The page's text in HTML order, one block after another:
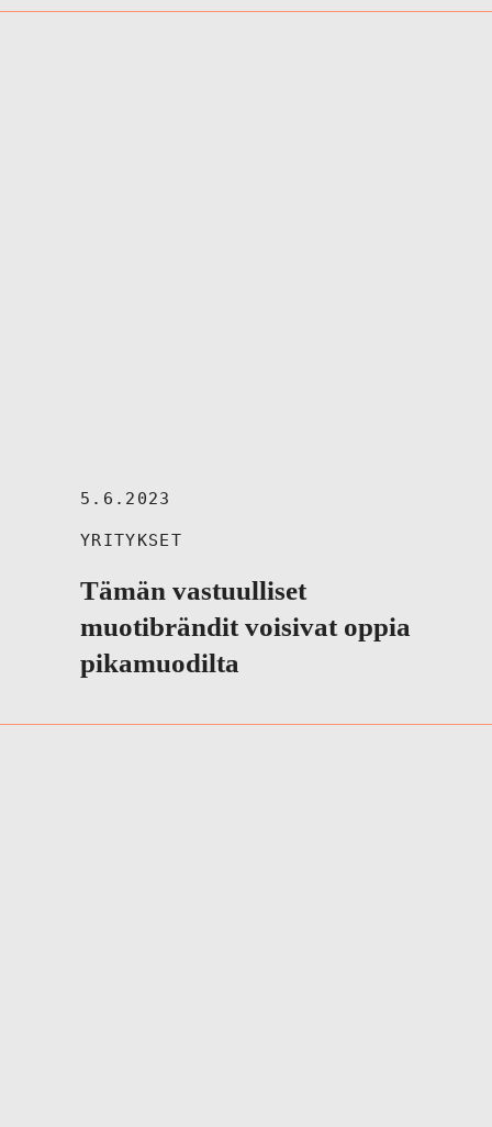
5.6.2023
YRITYKSET
Tämän vastuulliset
muotibrändit voisivat oppia
pikamuodilta